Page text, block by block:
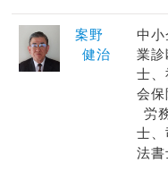
案野
健治
中小
業診
士、
会保
労
士、
法書